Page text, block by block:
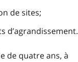
de sites;
d’agrandissement.
de quatre ans, à